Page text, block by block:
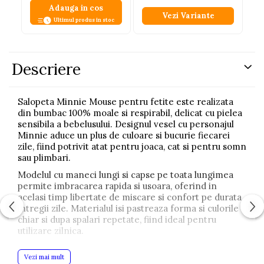
Adauga in cos
Ultimul produs in stoc Vezi Variante
Descriere
Salopeta Minnie Mouse pentru fetite este realizata
din bumbac 100% moale si respirabil, delicat cu pielea
sensibila a bebelusului. Designul vesel cu personajul
Minnie aduce un plus de culoare si bucurie fiecarei
zile, fiind potrivit atat pentru joaca, cat si pentru somn
sau plimbari.
Modelul cu maneci lungi si capse pe toata lungimea
permite imbracarea rapida si usoara, oferind in
acelasi timp libertate de miscare si confort pe durata
intregii zile. Materialul isi pastreaza forma si culorile
chiar si dupa spalari repetate, fiind ideal pentru
utilizare zilnica.
Avantaje:
Vezi mai mult